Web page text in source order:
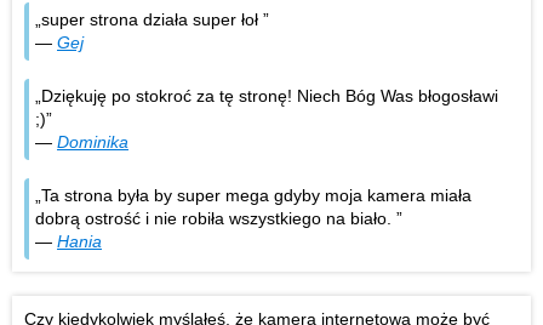
super strona działa super łoł
— Gej
Dziękuję po stokroć za tę stronę! Niech Bóg Was błogosławi
;)
— Dominika
Ta strona była by super mega gdyby moja kamera miała
dobrą ostrość i nie robiła wszystkiego na biało.
— Hania
Czy kiedykolwiek myślałeś, że kamera internetowa może być